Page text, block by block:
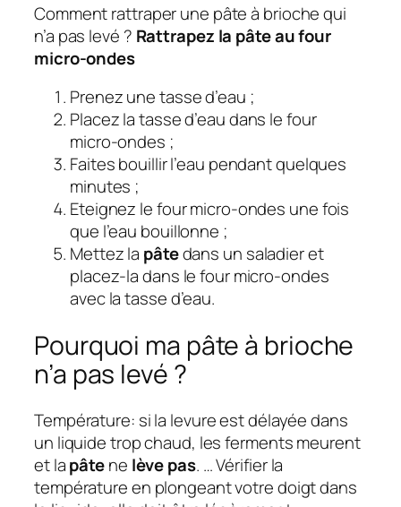
Comment rattraper une pâte à brioche qui
n’a pas levé ? Rattrapez la pâteau four
micro-ondes
Prenez une tasse d’eau ;
Placez la tasse d’eau dans le four
micro-ondes ;
Faites bouillir l’eau pendant quelques
minutes ;
Eteignez le four micro-ondes une fois
que l’eau bouillonne ;
Mettez la pâtedans un saladier et
placez-la dans le four micro-ondes
avec la tasse d’eau.
Pourquoi ma pâte à brioche
n’a pas levé ?
Température: si la levure est délayée dans
un liquide trop chaud, les ferments meurent
et lapâtene lève pas. … Vérifier la
température en plongeant votre doigt dans